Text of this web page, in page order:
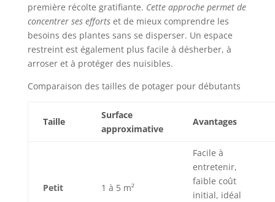
première récolte gratifiante. Cette approche permet de
concentrer ses effortset de mieux comprendre les
besoins des plantes sans se disperser. Un espace
restreint est également plus facile à désherber, à
arroser et à protéger des nuisibles.
Comparaison des tailles de potager pour débutants
Taille
Surface
approximative
Avantages
Petit 1 à 5 m²
Facile à
entretenir,
faible coût
initial, idéal